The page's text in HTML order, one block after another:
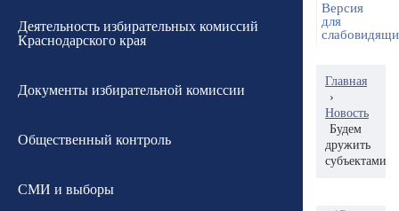
Деятельность избирательных комиссий
Краснодарского края
Документы избирательной комиссии
Общественный контроль
СМИ и выборы
Версия
для
Главная
›
Новость
Будем
дружить
субъектами!